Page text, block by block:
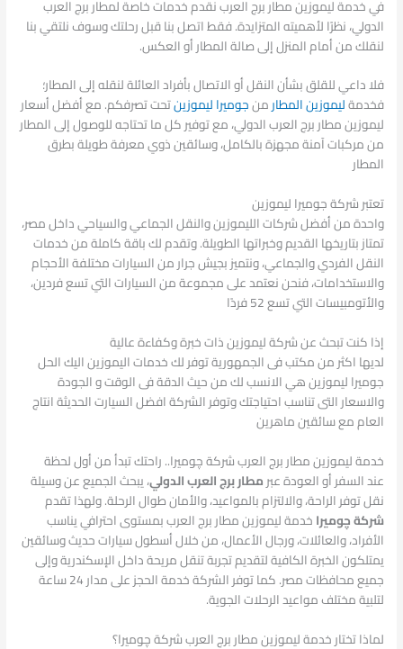
في خدمة ليموزين مطار برج العرب نقدم خدمات خاصة لمطار برج العرب
الدولي، نظرًا لأهميته المتزايدة. فقط اتصل بنا قبل رحلتك وسوف نلتقي بنا
لنقلك من أمام المنزل إلى صالة المطار أو العكس.
فلا داعي للقلق بشأن النقل أو الاتصال بأفراد العائلة لنقله إلى المطار؛
فخدمةليموزين المطارمنجوميرا ليموزينتحت تصرفكم. مع أفضل أسعار
ليموزين مطار برج العرب الدولي، مع توفير كل ما تحتاجه للوصول إلى المطار
من مركبات آمنة مجهزة بالكامل، وسائقين ذوي معرفة طويلة بطرق
المطار
تعتبر شركة جوميرا ليموزين
واحدة من أفضل شركات الليموزين والنقل الجماعي والسياحي داخل مصر،
تمتاز بتاريخها القديم وخبراتها الطويلة. وتقدم لك باقة كاملة من خدمات
النقل الفردي والجماعي، ونتميز بجيش جرار من السيارات مختلفة الأحجام
والاستخدامات، فنحن نعتمد على مجموعة من السيارات التي تسع فردين،
والأتومبيسات التي تسع 52 فردًا
إذا كنت تبحث عن شركة ليموزين ذات خبرة وكفاءة عالية
لديها اكثر من مكتب فى الجمهورية توفر لك خدمات اليموزين اليك الحل
جوميرا ليموزين هي الانسب لك من حيث الدقة فى الوقت و الجودة
والاسعار التى تناسب احتياجتك وتوفر الشركة افضل السيارت الحديثة انتاج
العام مع سائقين ماهرين
خدمة ليموزين مطار برج العرب شركة چوميرا.. راحتك تبدأ من أول لحظة
عند السفر أو العودة عبرمطار برج العرب الدولي، يبحث الجميع عن وسيلة
نقل توفر الراحة، والالتزام بالمواعيد، والأمان طوال الرحلة. ولهذا تقدم
شركة چوميراخدمة ليموزين مطار برج العرب بمستوى احترافي يناسب
الأفراد، والعائلات، ورجال الأعمال، من خلال أسطول سيارات حديث وسائقين
يمتلكون الخبرة الكافية لتقديم تجربة تنقل مريحة داخل الإسكندرية وإلى
جميع محافظات مصر. كما توفر الشركة خدمة الحجز على مدار 24 ساعة
لتلبية مختلف مواعيد الرحلات الجوية.
لماذا تختار خدمة ليموزين مطار برج العرب شركة چوميرا؟